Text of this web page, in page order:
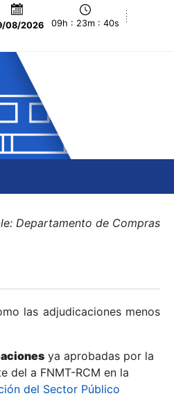
08/2026 09h : 23m : 41s
Departamento de Compras
las adjudicaciones menos
ya aprobadas por la
del a FNMT-RCM en la
del Sector Público